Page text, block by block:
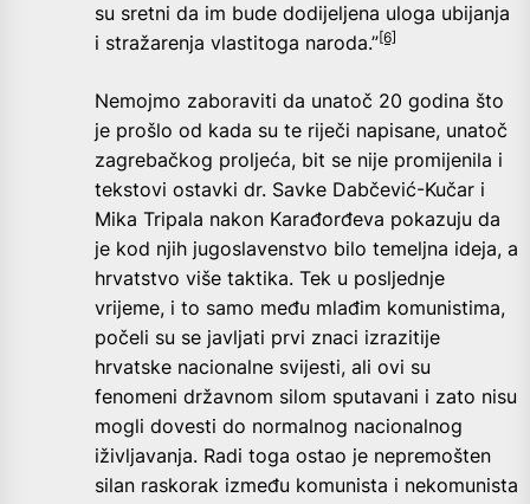
su sretni da im bude dodijeljena uloga ubijanja
i stražarenja vlastitoga naroda.”[6]
Nemojmo zaboraviti da unatoč 20 godina što
je prošlo od kada su te riječi napisane, unatoč
zagrebačkog proljeća, bit se nije promijenila i
tekstovi ostavki dr. Savke Dabčević-Kučar i
Mika Tripala nakon Karađorđeva pokazuju da
je kod njih jugoslavenstvo bilo temeljna ideja, a
hrvatstvo više taktika. Tek u posljednje
vrijeme, i to samo među mlađim komunistima,
počeli su se javljati prvi znaci izrazitije
hrvatske nacionalne svijesti, ali ovi su
fenomeni državnom silom sputavani i zato nisu
mogli dovesti do normalnog nacionalnog
iživljavanja. Radi toga ostao je nepremošten
silan raskorak između komunista i nekomunista